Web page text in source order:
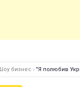
бизнес › "Я полюбив